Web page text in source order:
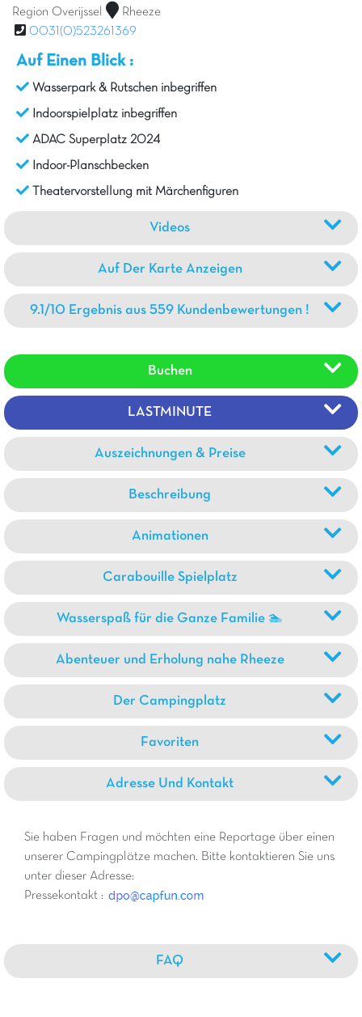
Region Overijssel
Rheeze
0031(0)523261369
Auf Einen Blick :
Wasserpark & Rutschen inbegriffen
Indoorspielplatz inbegriffen
ADAC Superplatz 2024
Indoor-Planschbecken
Theatervorstellung mit Märchenfiguren
Videos
Auf Der Karte Anzeigen
9.1/10 Ergebnis aus 559 Kundenbewertungen !
Buchen
LASTMINUTE
Auszeichnungen & Preise
Beschreibung
Animationen
Carabouille Spielplatz
Wasserspaß für die Ganze Familie 🏊
Abenteuer und Erholung nahe Rheeze
Der Campingplatz
Favoriten
Adresse Und Kontakt
Sie haben Fragen und möchten eine Reportage über einen
unserer Campingplätze machen. Bitte kontaktieren Sie uns
unter dieser Adresse:
Pressekontakt :
FAQ